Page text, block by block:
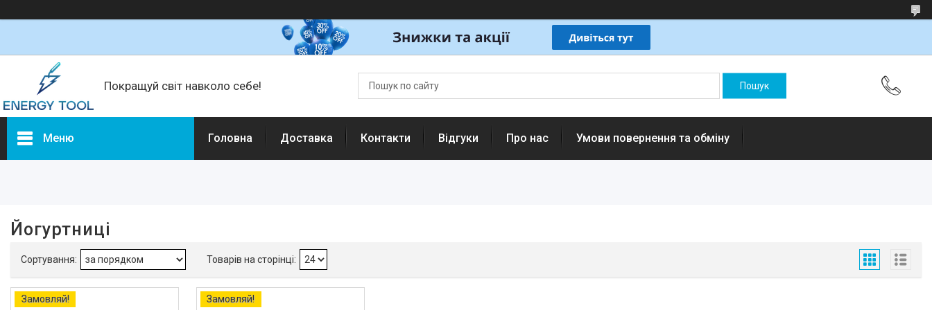
Покращуй світ навколо себе!
Меню
Каталог товарів
Головна Доставка Контакти Відгуки Про нас Умови повернення та обміну
Йогуртниці
Замовляй! Замовляй!